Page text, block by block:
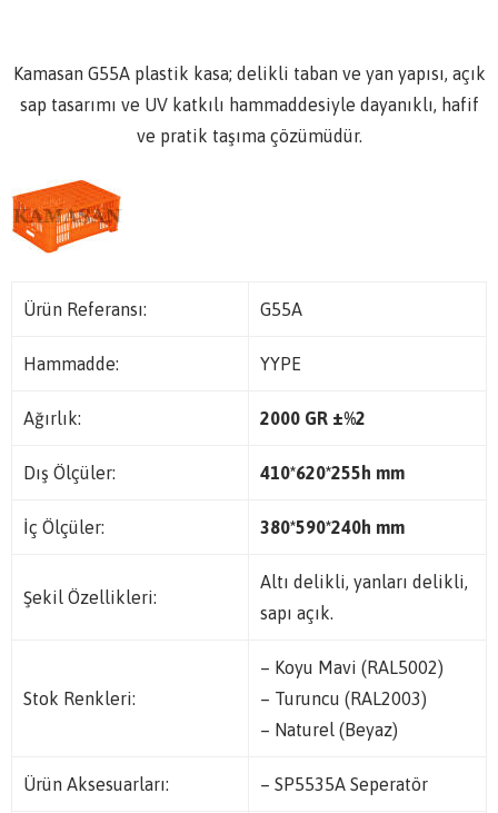
Kamasan G55A plastik kasa; delikli taban ve yan yapısı, açık
sap tasarımı ve UV katkılı hammaddesiyle dayanıklı, hafif
ve pratik taşıma çözümüdür.
Ürün Referansı: G55A
Hammadde: YYPE
Ağırlık: 2000 GR ±%2
Dış Ölçüler: 410*620*255h mm
İç Ölçüler: 380*590*240h mm
Şekil Özellikleri:
Altı delikli, yanları delikli,
sapı açık.
Stok Renkleri:
– Koyu Mavi (RAL5002)
– Turuncu (RAL2003)
– Naturel (Beyaz)
Ürün Aksesuarları: – SP5535A Seperatör